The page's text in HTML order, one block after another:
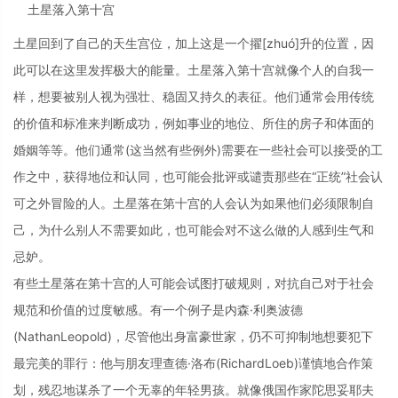
土星落入第十宫
土星回到了自己的天生宫位，加上这是一个擢[zhuó]升的位置，因
此可以在这里发挥极大的能量。土星落入第十宫就像个人的自我一
样，想要被别人视为强壮、稳固又持久的表征。他们通常会用传统
的价值和标准来判断成功，例如事业的地位、所住的房子和体面的
婚姻等等。他们通常(这当然有些例外)需要在一些社会可以接受的工
作之中，获得地位和认同，也可能会批评或谴责那些在“正统”社会认
可之外冒险的人。土星落在第十宫的人会认为如果他们必须限制自
己，为什么别人不需要如此，也可能会对不这么做的人感到生气和
忌妒。
有些土星落在第十宫的人可能会试图打破规则，对抗自己对于社会
规范和价值的过度敏感。有一个例子是内森·利奥波德
(NathanLeopold)，尽管他出身富豪世家，仍不可抑制地想要犯下
最完美的罪行：他与朋友理查德·洛布(RichardLoeb)谨慎地合作策
划，残忍地谋杀了一个无辜的年轻男孩。就像俄国作家陀思妥耶夫